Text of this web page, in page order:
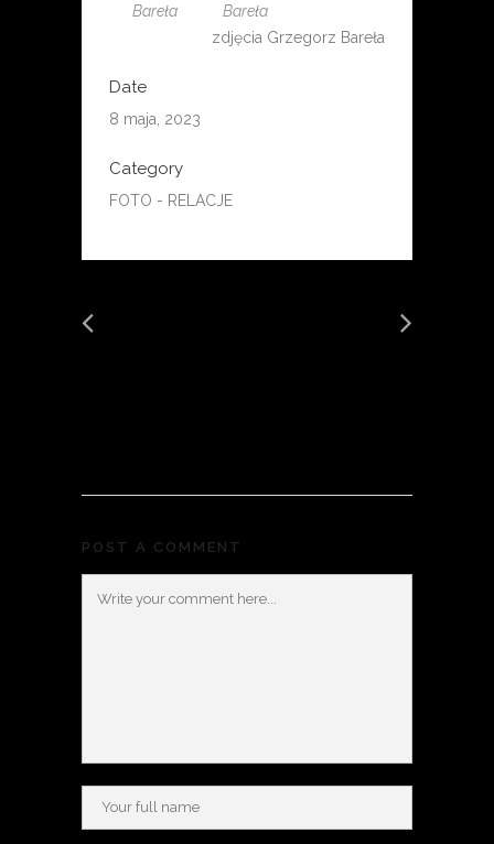
Bareła
Bareła
zdjęcia Grzegorz Bareła
Date
8 maja, 2023
Category
FOTO - RELACJE
POST A COMMENT